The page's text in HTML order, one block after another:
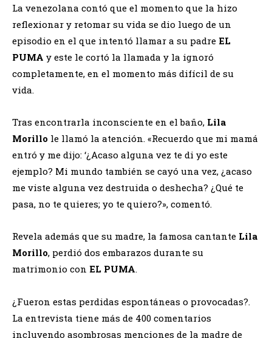
La venezolana contó que el momento que la hizo
reflexionar y retomar su vida se dio luego de un
episodio en el que intentó llamar a su padre EL
PUMA y este le cortó la llamada y la ignoró
completamente, en el momento más difícil de su
vida.
Tras encontrarla inconsciente en el baño, Lila
Morillo le llamó la atención. «Recuerdo que mi mamá
entró y me dijo: ‘¿Acaso alguna vez te di yo este
ejemplo? Mi mundo también se cayó una vez, ¿acaso
me viste alguna vez destruida o deshecha? ¿Qué te
pasa, no te quieres; yo te quiero?», comentó.
Revela además que su madre, la famosa cantante Lila
Morillo, perdió dos embarazos durante su
matrimonio con EL PUMA.
¿Fueron estas perdidas espontáneas o provocadas?.
La entrevista tiene más de 400 comentarios
incluyendo asombrosas menciones de la madre de